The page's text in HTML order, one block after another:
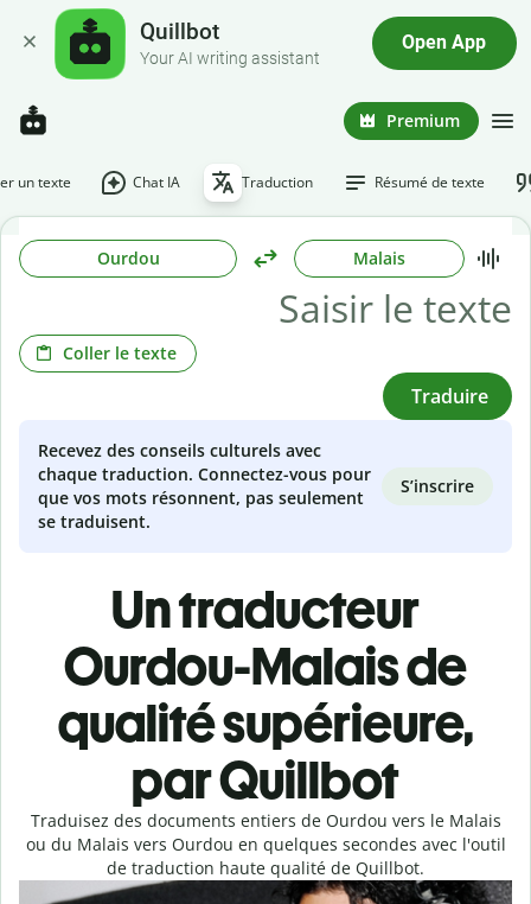
Quillbot
Your AI writing assistant
Open App
Premium
un texte Chat IA Traduction Résumé de texte
Ourdou Malais
Coller le texte
Traduire
Recevez des conseils culturels avec
chaque traduction. Connectez-vous pour
que vos mots résonnent, pas seulement
se traduisent.
S’inscrire
Un traducteur
Ourdou-Malais de
qualité supérieure,
par Quillbot
Traduisez des documents entiers de Ourdou vers le Malais
ou du Malais vers Ourdou en quelques secondes avec l'outil
de traduction haute qualité de Quillbot.